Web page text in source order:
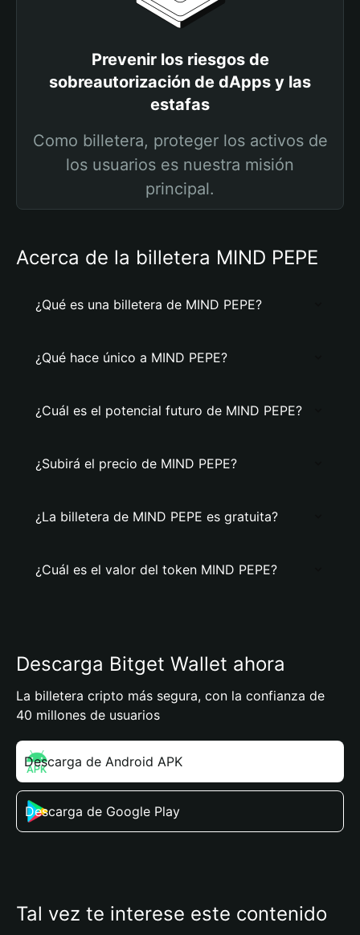
Prevenir los riesgos de
sobreautorización de dApps y las
estafas
Como billetera, proteger los activos de
los usuarios es nuestra misión
principal.
Acerca de la billetera MIND PEPE
¿Qué es una billetera de MIND PEPE?
¿Qué hace único a MIND PEPE?
¿Cuál es el potencial futuro de MIND PEPE?
¿Subirá el precio de MIND PEPE?
¿La billetera de MIND PEPE es gratuita?
¿Cuál es el valor del token MIND PEPE?
Descarga Bitget Wallet ahora
La billetera cripto más segura, con la confianza de
40 millones de usuarios
Descarga de Android APK
Descarga de Google Play
Tal vez te interese este contenido